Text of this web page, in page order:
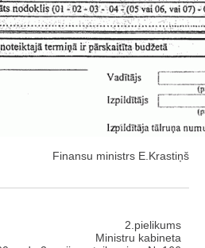
Finansu ministrs E.Krastiņš
2.pielikums
Ministru kabineta